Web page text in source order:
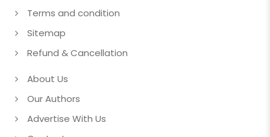
Terms and condition
Sitemap
Refund & Cancellation
About Us
Our Authors
Advertise With Us